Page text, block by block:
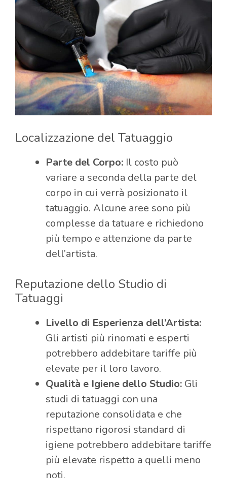
Localizzazione del Tatuaggio
Parte del Corpo: Il costo può
variare a seconda della parte del
corpo in cui verrà posizionato il
tatuaggio. Alcune aree sono più
complesse da tatuare e richiedono
più tempo e attenzione da parte
dell’artista.
Reputazione dello Studio di
Tatuaggi
Livello di Esperienza dell’Artista:
Gli artisti più rinomati e esperti
potrebbero addebitare tariffe più
elevate per il loro lavoro.
Qualità e Igiene dello Studio: Gli
studi di tatuaggi con una
reputazione consolidata e che
rispettano rigorosi standard di
igiene potrebbero addebitare tariffe
più elevate rispetto a quelli meno